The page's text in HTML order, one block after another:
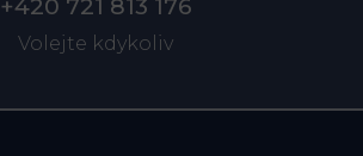
+420 721 813 176
Volejte kdykoliv